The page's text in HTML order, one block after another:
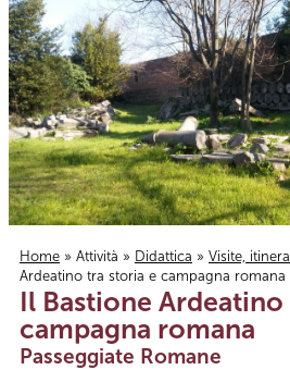
Tu sei qui
Home » Attività » Didattica » Visite,
Ardeatino tra storia e campagna romana
Il Bastione
campagna romana
Passeggiate Romane